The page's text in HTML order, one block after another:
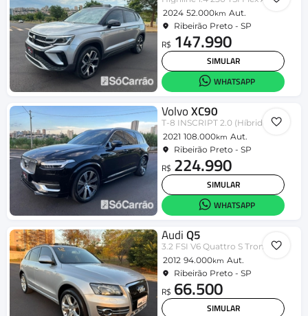
2024 52.000km Aut.
Ribeirão Preto - SP
R$ 147.990
SIMULAR
WHATSAPP
VolvoXC90
T-8 INSCRIPT 2.0 (Híbrido)
2021 108.000km Aut.
Ribeirão Preto - SP
R$ 224.990
SIMULAR
WHATSAPP
AudiQ5
3.2 FSI V6 Quattro S Tronic
2012 94.000km Aut.
Ribeirão Preto - SP
R$ 66.500
SIMULAR